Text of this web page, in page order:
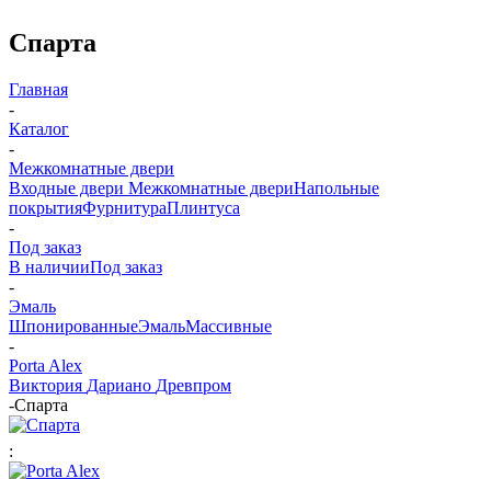
Спарта
Главная
-
Каталог
-
Межкомнатные двери
Входные двери Межкомнатные двериНапольные
покрытияФурнитураПлинтуса
-
Под заказ
В наличииПод заказ
-
Эмаль
ШпонированныеЭмальМассивные
-
Porta Alex
Виктория Дариано Древпром
-Спарта
: